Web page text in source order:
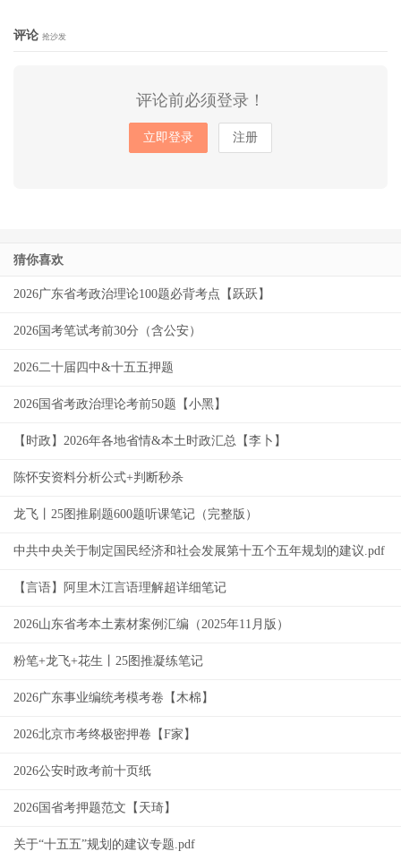
评论 抢沙发
评论前必须登录！
立即登录 注册
猜你喜欢
2026广东省考政治理论100题必背考点【跃跃】
2026国考笔试考前30分（含公安）
2026二十届四中&十五五押题
2026国省考政治理论考前50题【小黑】
【时政】2026年各地省情&本土时政汇总【李卜】
陈怀安资料分析公式+判断秒杀
龙飞丨25图推刷题600题听课笔记（完整版）
中共中央关于制定国民经济和社会发展第十五个五年规划的建议.pdf
【言语】阿里木江言语理解超详细笔记
2026山东省考本土素材案例汇编（2025年11月版）
粉笔+龙飞+花生丨25图推凝练笔记
2026广东事业编统考模考卷【木棉】
2026北京市考终极密押卷【F家】
2026公安时政考前十页纸
2026国省考押题范文【天琦】
关于“十五五”规划的建议专题.pdf